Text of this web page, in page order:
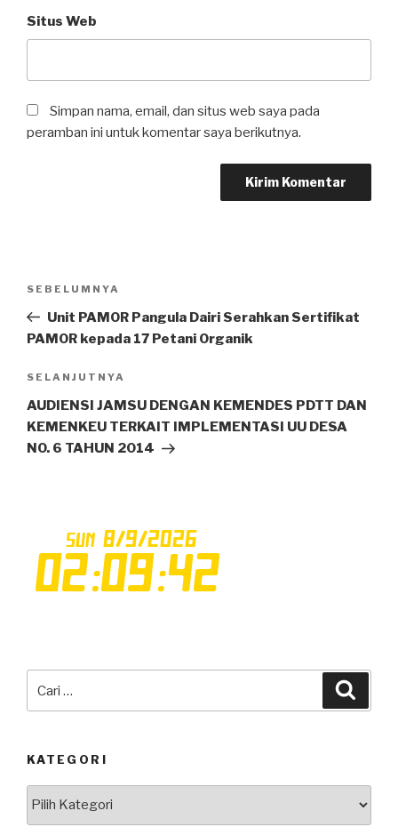
Situs Web
Simpan nama, email, dan situs web saya pada
peramban ini untuk komentar saya berikutnya.
Navigasi
Pos
Sebelumnya
SEBELUMNYA
Unit PAMOR Pangula Dairi Serahkan Sertifikat
PAMOR kepada 17 Petani Organik
Pos
Selanjutnya
SELANJUTNYA
AUDIENSI JAMSU DENGAN KEMENDES PDTT DAN
KEMENKEU TERKAIT IMPLEMENTASI UU DESA
NO. 6 TAHUN 2014
KATEGORI
Kategori